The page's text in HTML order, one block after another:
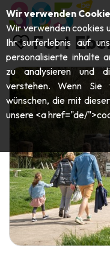
Abteien & Religiöse
Kunst
Handwerk & Know-how
Schlösser, Zitadellen &
Folklore & Lokale
Höhlen
Garten, Parks &
Aquarien, Tierparks &
Touristen-&
Draisinen &
Kajaks
DIE
Fort
Wir verwenden
Wir verwenden cookies
Ihr surferlebnis auf
personalisierte inhalte
zu analysieren und
verstehen. Wenn Sie
wünschen, die mit
unsere <a href="de/